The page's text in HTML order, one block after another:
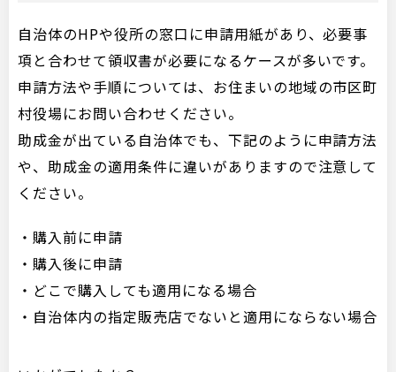
自治体のHPや役所の窓口に申請用紙があり、必要事
項と合わせて領収書が必要になるケースが多いです。
申請方法や手順については、お住まいの地域の市区町
村役場にお問い合わせください。
助成金が出ている自治体でも、下記のように申請方法
や、助成金の適用条件に違いがありますので注意して
ください。
・購入前に申請
・購入後に申請
・どこで購入しても適用になる場合
・自治体内の指定販売店でないと適用にならない場合